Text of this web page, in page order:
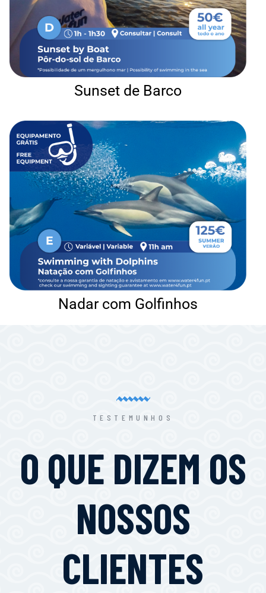
Sunset de Barco
Nadar com Golfinhos
TESTEMUNHOS
O QUE DIZEM OS
NOSSOS
CLIENTES